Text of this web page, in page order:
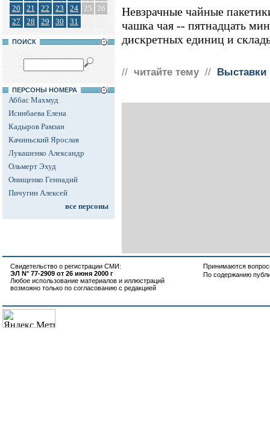
20
21 22 23 24 25 26
27
28 29 30 31
ПОИСК
ПЕРСОНЫ НОМЕРА
Аббас Махмуд
Исинбаева Елена
Кадыров Рамзан
Качиньский Ярослав
Лукашенко Александр
Ольмерт Эхуд
Онищенко Геннадий
Пичугин Алексей
все персоны
Невзрачные чайные
чашка чая -- пятнадцать
дискретных единиц и
// читайте тему // Выставки
Свидетельство о регистрации СМИ:
ЭЛ N° 77-2909 от 26 июня 2000 г
Любое использование материалов и иллюстраций
возможно только по согласованию с редакцией
Принимаются
По содержанию